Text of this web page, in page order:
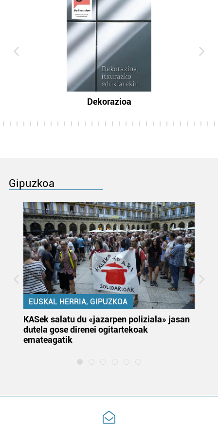
Dekorazioa
Gipuzkoa
EUSKAL HERRIA, GIPUZKOA
KASek salatu du «jazarpen poliziala» jasan
dutela gose direnei ogitartekoak
emateagatik